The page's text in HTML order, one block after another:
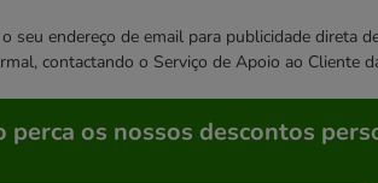
seu endereço de email para publicidade direta
contactando o Serviço de Apoio ao Cliente
perca os nossos descontos